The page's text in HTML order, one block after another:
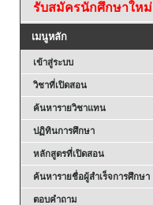
รับสมัครนักศึกษาใหม่
เมนูหลัก
เข้าสู่ระบบ
วิชาที่เปิดสอน
ค้นหารายวิชาแทน
ปฏิทินการศึกษา
หลักสูตรที่เปิดสอน
ค้นหารายชื่อผู้สำเร็จการศึกษา
ตอบคำถาม